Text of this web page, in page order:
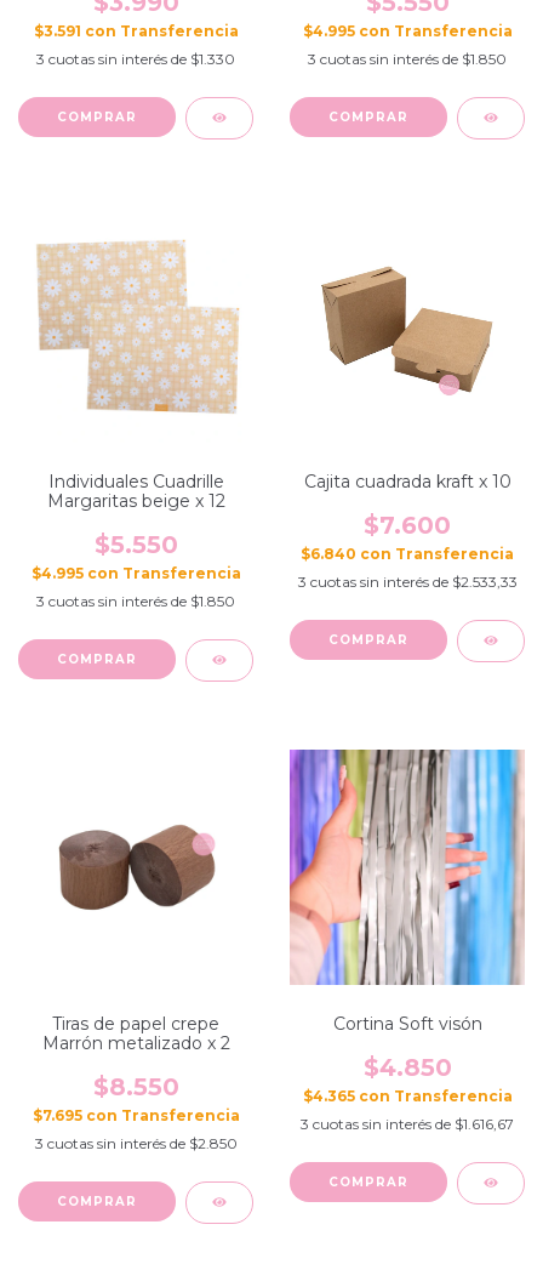
$3.591 con
3 cuotas sin interés de $1.330
$4.995 con
3 cuotas sin interés de $1.850
Individuales Cuadrille
Margaritas beige x 12
$5.550
$4.995 con
3 cuotas sin interés de $1.850
Cajita cuadrada kraft x 10
$7.600
$6.840 con
3 cuotas sin interés de $2.533,33
Tiras de papel crepe
Marrón metalizado x 2
$8.550
$7.695 con
3 cuotas sin interés de $2.850
Cortina Soft visón
$4.850
$4.365 con
3 cuotas sin interés de $1.616,67